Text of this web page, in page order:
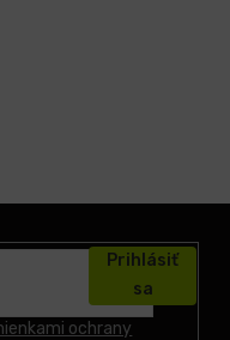
ochrany
Prihlásiť
sa